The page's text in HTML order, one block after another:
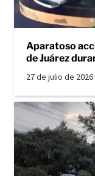
Aparatoso
de Juárez
27 de julio de 2026